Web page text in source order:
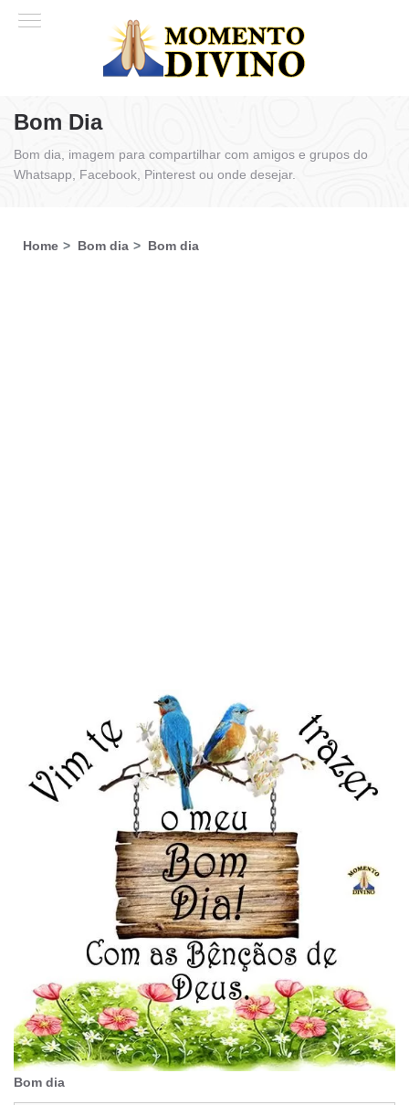
Bom Dia
Bom dia, imagem para compartilhar com amigos e grupos do
Whatsapp, Facebook, Pinterest ou onde desejar.
Home Bom dia Bom dia
Bom dia